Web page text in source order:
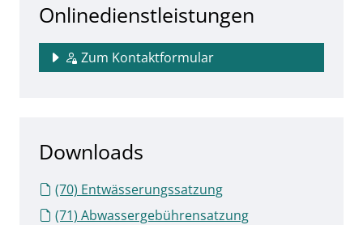
Onlinedienstleistungen
Zum Kontaktformular
Downloads
(70) Entwässerungssatzung
(71) Abwassergebührensatzung